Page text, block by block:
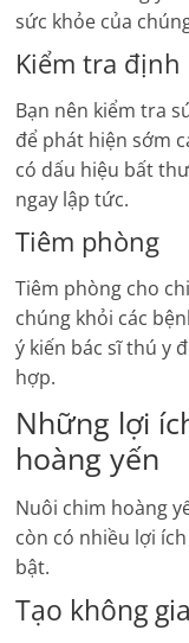
sức khỏe của
Kiểm tra định
Bạn nên kiểm tra
để phát hiện sớm
có dấu hiệu bất
ngay lập tức.
Tiêm phòng
Tiêm phòng cho
chúng khỏi các
ý kiến bác sĩ thú y
hợp.
Những lợi
hoàng yến
Nuôi chim hoàng
còn có nhiều lợi
bật.
Tạo không